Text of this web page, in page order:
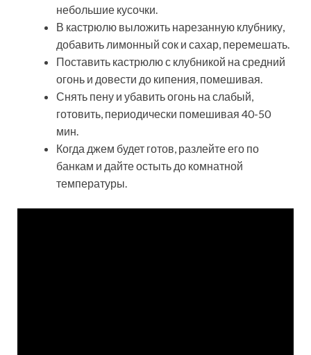
небольшие кусочки.
В кастрюлю выложить нарезанную клубнику,
добавить лимонный сок и сахар, перемешать.
Поставить кастрюлю с клубникой на средний
огонь и довести до кипения, помешивая.
Снять пену и убавить огонь на слабый,
готовить, периодически помешивая 40-50
мин.
Когда джем будет готов, разлейте его по
банкам и дайте остыть до комнатной
температуры.